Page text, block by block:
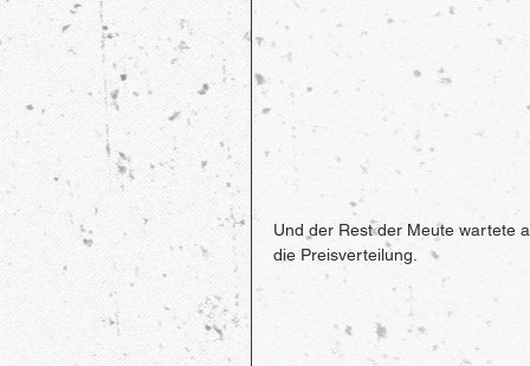
Und der Rest der Meute wartete
die Preisverteilung.